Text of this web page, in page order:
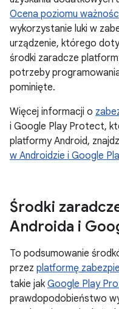
Ocena poziomu
wykorzystanie luki w
urządzenie, którego
środki zaradcze
potrzeby
pominięte.
Więcej informacji o
i Google Play Protect,
platformy Android,
w Androidzie i Google
Środki
Androida i
To podsumowanie
przez platformę
takie jak Google Play
prawdopodobieństwo